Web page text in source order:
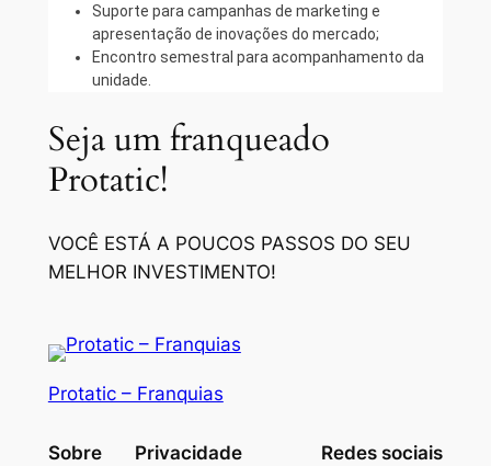
Suporte para campanhas de marketing e
apresentação de inovações do mercado;
Encontro semestral para acompanhamento da
unidade.
Seja um franqueado
Protatic!
VOCÊ ESTÁ A POUCOS PASSOS DO SEU
MELHOR INVESTIMENTO!
Protatic – Franquias
Sobre Privacidade Redes sociais